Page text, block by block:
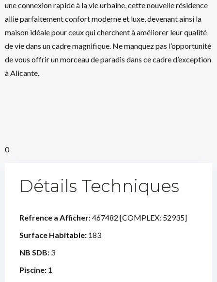
une connexion rapide à la vie urbaine, cette nouvelle résidence
allie parfaitement confort moderne et luxe, devenant ainsi la
maison idéale pour ceux qui cherchent à améliorer leur qualité
de vie dans un cadre magnifique. Ne manquez pas l’opportunité
de vous offrir un morceau de paradis dans ce cadre d’exception
à Alicante.
0
Détails Techniques
Refrence a Afficher:467482 [COMPLEX: 52935]
Surface Habitable: 183
NB SDB: 3
Piscine: 1